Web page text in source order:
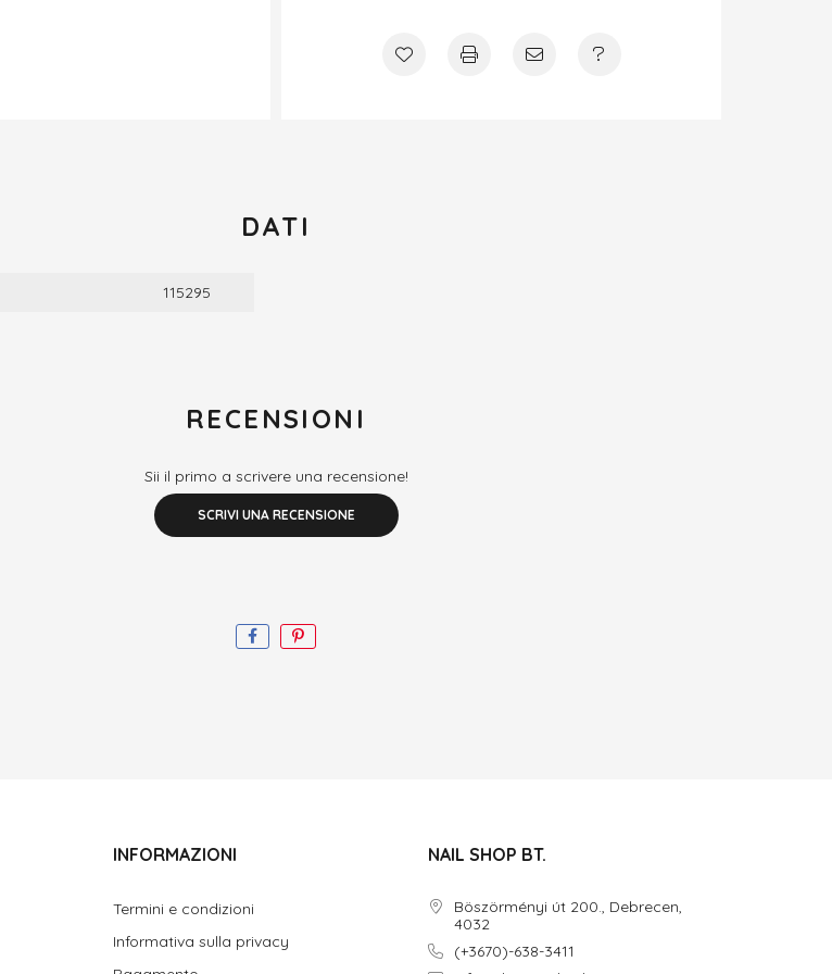
DATI
115295
RECENSIONI
Sii il primo a scrivere una recensione!
SCRIVI UNA RECENSIONE
INFORMAZIONI
Termini e condizioni
Informativa sulla privacy
NAIL SHOP BT.
Böszörményi út 200., Debrecen,
4032
(+3670)-638-3411